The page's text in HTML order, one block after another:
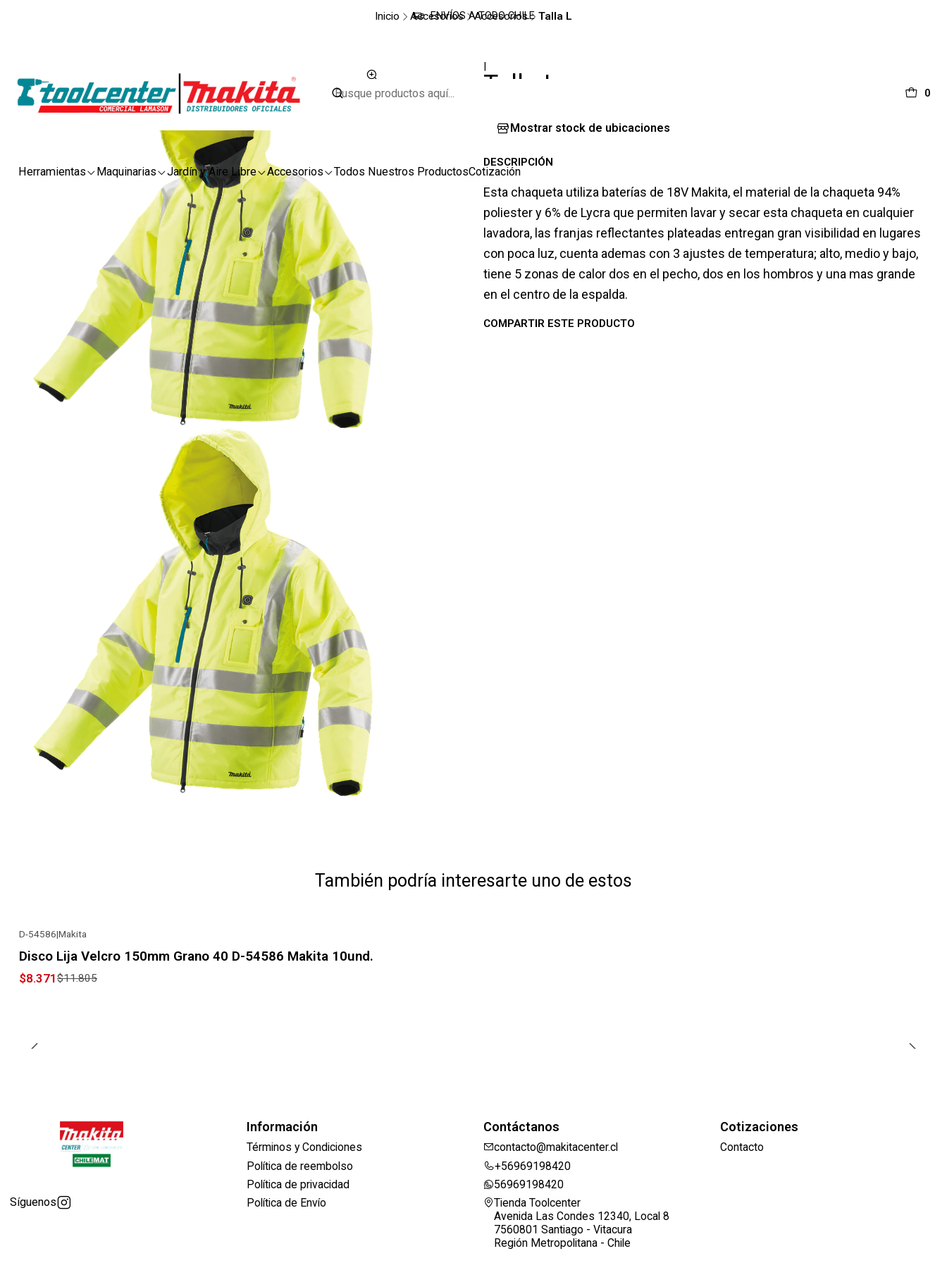
0
Herramientas Maquinarias Jardín y Aire Libre Accesorios Todos Nuestros ProductosCotización
ENVÍOS A TODO CHILE
Inicio Accesorios Accesorios Talla L
|
Talla L
Mostrar stock de ubicaciones
DESCRIPCIÓN
Esta chaqueta utiliza baterías de 18V Makita, el material de la chaqueta 94%
poliester y 6% de Lycra que permiten lavar y secar esta chaqueta en cualquier
lavadora, las franjas reflectantes plateadas entregan gran visibilidad en lugares
con poca luz, cuenta ademas con 3 ajustes de temperatura; alto, medio y bajo,
tiene 5 zonas de calor dos en el pecho, dos en los hombros y una mas grande
en el centro de la espalda.
COMPARTIR ESTE PRODUCTO
También podría interesarte uno de estos
D-54586|Makita
Disco Lija Velcro 150mm Grano 40 D-54586 Makita 10und.
$8.371$11.805
Síguenos
Información
Términos y Condiciones
Política de reembolso
Política de privacidad
Política de Envío
Contáctanos
contacto@makitacenter.cl
+56969198420
56969198420
Tienda Toolcenter
Avenida Las Condes 12340, Local 8
7560801 Santiago - Vitacura
Región Metropolitana - Chile
Cotizaciones
Contacto